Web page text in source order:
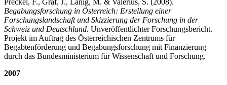
Begabungsforschung in Österreich: Erstellung einer
Forschungslandschaft und Skizzierung der Forschung in der
Schweiz und Deutschland. Unveröffentlichter Forschungsbericht.
Projekt im Auftrag des Österreichischen Zentrums für
Begabtenförderung und Begabungsforschung mit Finanzierung
durch das Bundesministerium für Wissenschaft und Forschung.
2007